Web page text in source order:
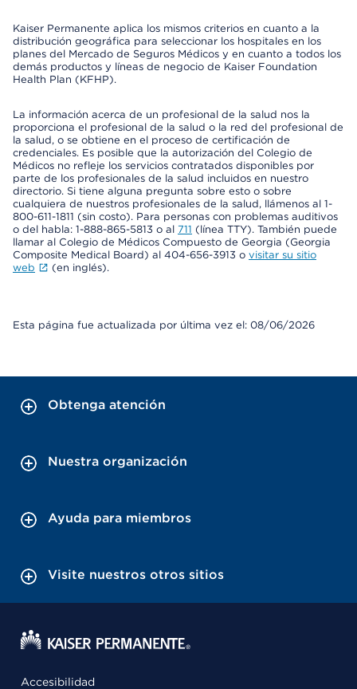
Kaiser Permanente aplica los mismos criterios en cuanto a la
distribución geográfica para seleccionar los hospitales en los
planes del Mercado de Seguros Médicos y en cuanto a todos los
demás productos y líneas de negocio de Kaiser Foundation
Health Plan (KFHP).
La información acerca de un profesional de la salud nos la
proporciona el profesional de la salud o la red del profesional de
la salud, o se obtiene en el proceso de certificación de
credenciales. Es posible que la autorización del Colegio de
Médicos no refleje los servicios contratados disponibles por
parte de los profesionales de la salud incluidos en nuestro
directorio. Si tiene alguna pregunta sobre esto o sobre
cualquiera de nuestros profesionales de la salud, llámenos al 1-
800-611-1811 (sin costo). Para personas con problemas auditivos
o del habla: 1-888-865-5813 o al 711 (línea TTY). También puede
llamar al Colegio de Médicos Compuesto de Georgia (Georgia
Composite Medical Board) al 404-656-3913 o visitar su sitio
web
(en inglés).
Esta página fue actualizada por última vez el: 08/06/2026
Obtenga atención
Nuestra organización
Ayuda para miembros
Visite nuestros otros sitios
Accesibilidad